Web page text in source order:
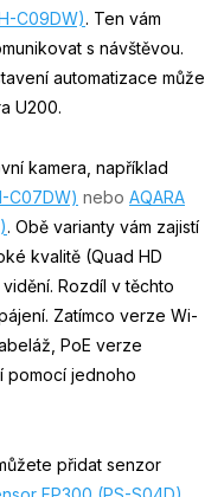
C09DW). Ten vám
s návštěvou.
automatizace může
U200.
kamera, například
C07DW) nebo AQARA
. Obě varianty vám zajistí
kvalitě (Quad HD
Rozdíl v těchto
Zatímco verze Wi-
PoE verze
pomocí jednoho
přidat senzor